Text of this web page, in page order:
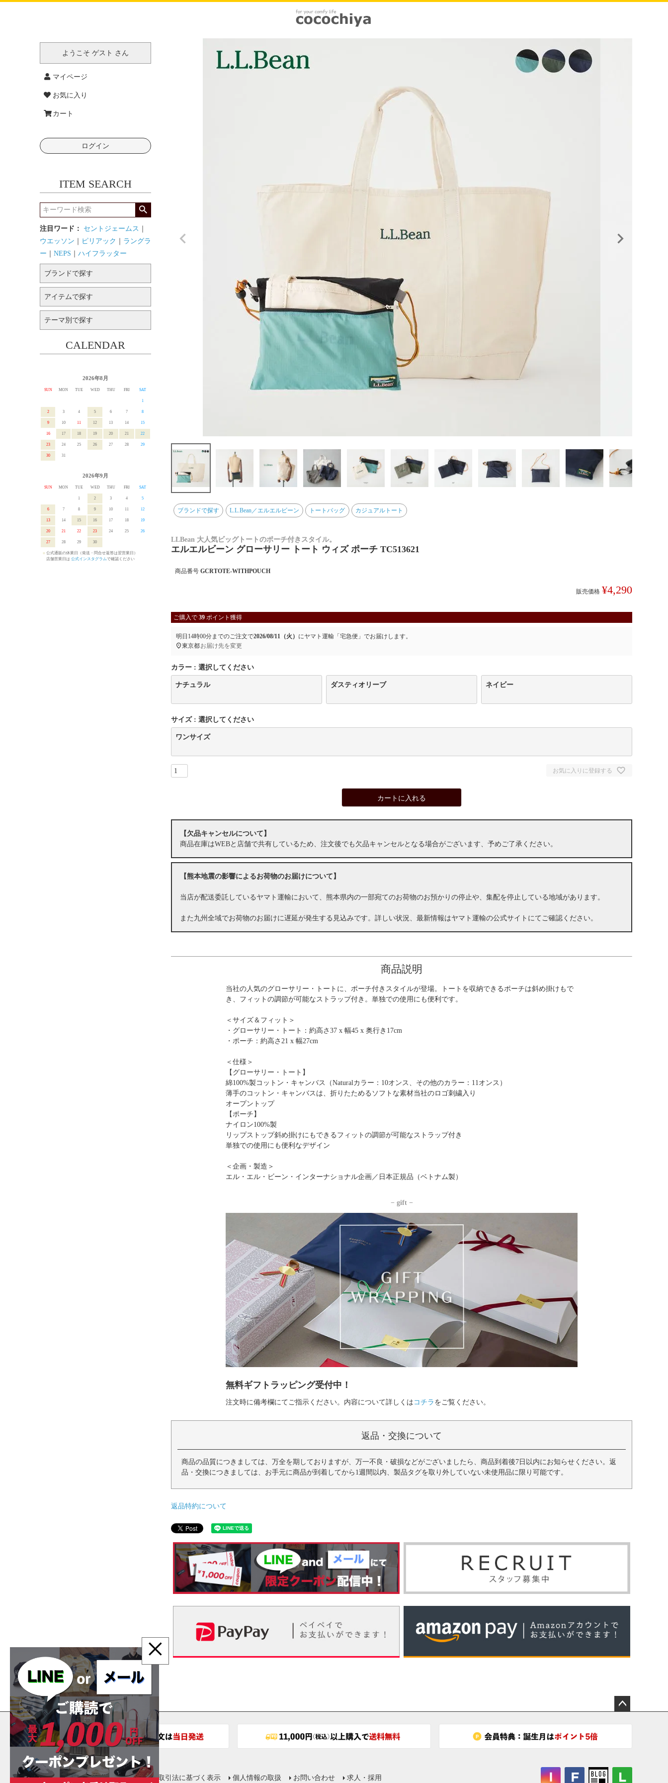
ようこそ ゲスト さん
マイページ
お気に入り
カート
ログイン
ITEM SEARCH
注目ワード： セントジェームス ｜
ウエッソン ｜ ピリアック ｜ ラングラ
ー ｜ NEPS ｜ ハイフラッター
ブランドで探す
アイテムで探す
テーマ別で探す
CALENDAR
2026年8月
SUN MON TUE WED THU FRI SAT
1
2 3 4 5 6 7 8
9 10 11 12 13 14 15
16 17 18 19 20 21 22
23 24 25 26 27 28 29
30 31
2026年9月
SUN MON TUE WED THU FRI SAT
1 2 3 4 5
6 7 8 9 10 11 12
13 14 15 16 17 18 19
20 21 22 23 24 25 26
27 28 29 30
■ 公式通販の休業日（発送・問合せ返答は翌営業日）
店舗営業日は 公式インスタグラムで確認ください
ブランドで探す L.L.Bean／エルエルビーン トートバッグ カジュアルトート
LLBean 大人気ビッグトートのポーチ付きスタイル。
エルエルビーン グローサリー トート ウィズ ポーチ TC513621
商品番号 GCRTOTE-WITHPOUCH
販売価格 ¥4,290
ご購入で 39 ポイント獲得
明日 14時00分までのご注文で2026/08/11（火） にヤマト運輸「宅急便」 でお届けします。
東京都お届け先を変更
カラー 選択してください
ナチュラル ダスティオリーブ ネイビー
サイズ 選択してください
ワンサイズ
お気に入りに登録する
カートに入れる
【欠品キャンセルについて】
商品在庫はWEBと店舗で共有しているため、注文後でも欠品キャンセルとなる場合がございます、予めご了承ください。
【熊本地震の影響によるお荷物のお届けについて】
当店が配送委託しているヤマト運輸において、熊本県内の一部宛てのお荷物のお預かりの停止や、集配を停止している地域があります。
また九州全域でお荷物のお届けに遅延が発生する見込みです。詳しい状況、最新情報はヤマト運輸の公式サイトにてご確認ください。
商品説明
当社の人気のグローサリー・トートに、ポーチ付きスタイルが登場。トートを収納できるポーチは斜め掛けもで
き、フィットの調節が可能なストラップ付き。単独での使用にも便利です。
＜サイズ＆フィット＞
・グローサリー・トート：約高さ37 x 幅45 x 奥行き17cm
・ポーチ：約高さ21 x 幅27cm
＜仕様＞
【グローサリー・トート】
綿100%製コットン・キャンバス（Naturalカラー：10オンス、その他のカラー：11オンス）
薄手のコットン・キャンバスは、折りたためるソフトな素材当社のロゴ刺繍入り
オープントップ
【ポーチ】
ナイロン100%製
リップストップ斜め掛けにもできるフィットの調節が可能なストラップ付き
単独での使用にも便利なデザイン
＜企画・製造＞
エル・エル・ビーン・インターナショナル企画／日本正規品（ベトナム製）
− gift −
無料ギフトラッピング受付中！
注文時に備考欄にてご指示ください。内容について詳しくは コチラ をご覧ください。
返品・交換について
商品の品質につきましては、万全を期しておりますが、万一不良・破損などがございましたら、商品到着後7日以内にお知らせください。返
品・交換につきましては、お手元に商品が到着してから1週間以内、製品タグを取り外していない未使用品に限り可能です。
返品特約について
×
へ
ご利用ガイド 会社概要 特定商取引法に基づく表示 個人情報の取扱 お問い合わせ 求人・採用